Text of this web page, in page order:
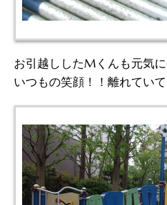
お引越ししたMくんも元気
いつもの笑顔！！離れてい